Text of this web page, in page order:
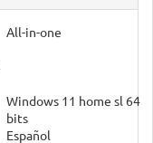
All-in-one
Windows 11 home sl 64
bits
Español